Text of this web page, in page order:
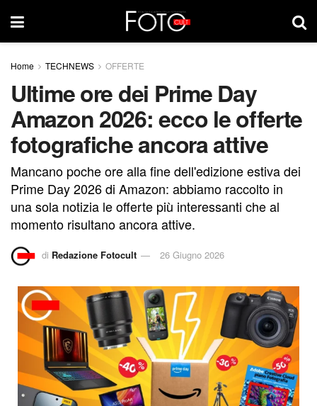
Home TECHNEWS OFFERTE
Ultime ore dei Prime Day
Amazon 2026: ecco le offerte
fotografiche ancora attive
Mancano poche ore alla fine dell'edizione estiva dei
Prime Day 2026 di Amazon: abbiamo raccolto in
una sola notizia le offerte più interessanti che al
momento risultano ancora attive.
di Redazione Fotocult 26 Giugno 2026